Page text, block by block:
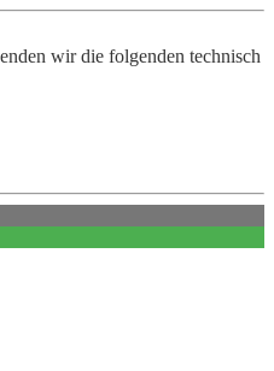
wir die folgenden technisch